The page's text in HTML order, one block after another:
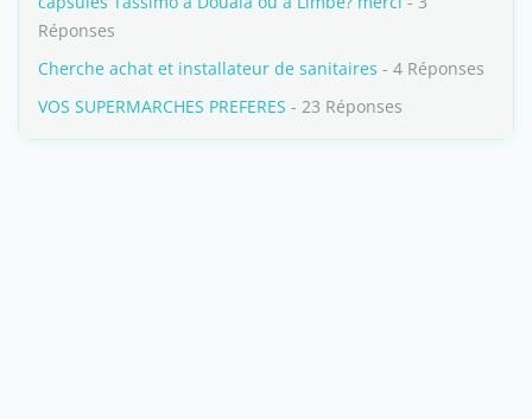
Réponses
Cherche achat et installateur de sanitaires - 4 Réponses
VOS SUPERMARCHES PREFERES - 23 Réponses